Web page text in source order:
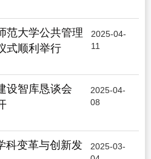
范大学公共管理
式顺利举行
2025-04-
11
设智库恳谈会
2025-04-
08
科变革与创新发
2025-03-